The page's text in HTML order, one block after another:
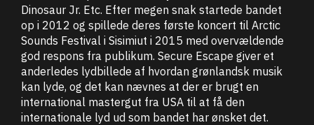
Dinosaur Jr. Etc. Efter megen snak startede bandet
op i 2012 og spillede deres første koncert til Arctic
Sounds Festival i Sisimiut i 2015 med overvældende
god respons fra publikum. Secure Escape giver et
anderledes lydbillede af hvordan grønlandsk musik
kan lyde, og det kan nævnes at der er brugt en
international mastergut fra USA til at få den
internationale lyd ud som bandet har ønsket det.